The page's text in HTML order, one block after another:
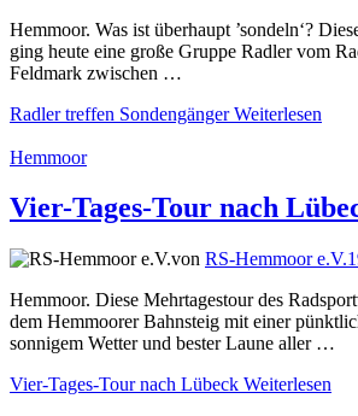
Hemmoor. Was ist überhaupt ’sondeln‘?
ging heute eine große Gruppe Radler vom
Feldmark zwischen …
Radler treffen SondengängerWeiterlesen
Hemmoor
Vier-Tages-Tour nach
von RS-Hemmoor e.V.
Hemmoor. Diese Mehrtagestour des
dem Hemmoorer Bahnsteig mit einer
sonnigem Wetter und bester Laune aller …
Vier-Tages-Tour nach Lübeck Weiterlesen